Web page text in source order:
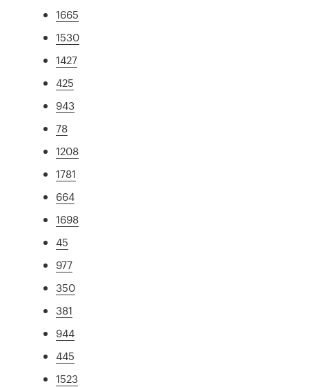
1665
1530
1427
425
943
78
1208
1781
664
1698
45
977
350
381
944
445
1523